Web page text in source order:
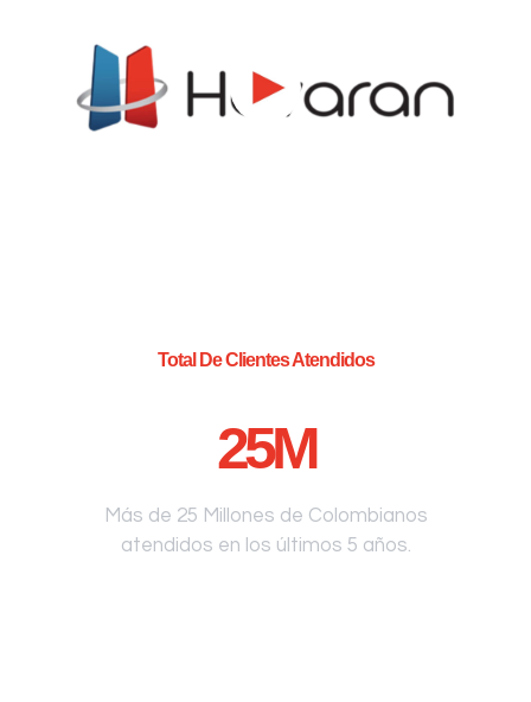
Total De Clientes Atendidos
25M
Más de 25 Millones de Colombianos
atendidos en los últimos 5 años.